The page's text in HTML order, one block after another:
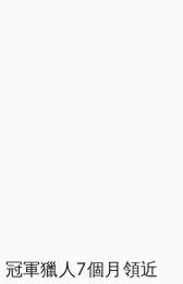
軍獵人7個月領近